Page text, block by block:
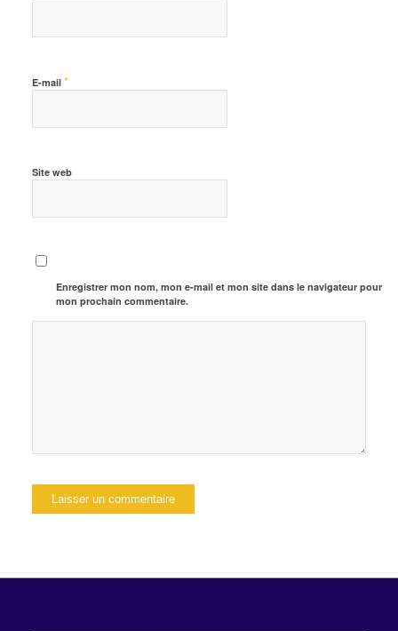
E-mail *
Site web
Enregistrer mon nom, mon e-mail et mon site dans le navigateur pour
mon prochain commentaire.